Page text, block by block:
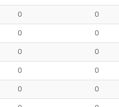
0 0
0 0
0 0
0 0
0 0